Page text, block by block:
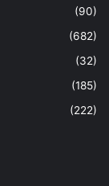
(90)
(682)
(32)
(185)
(222)